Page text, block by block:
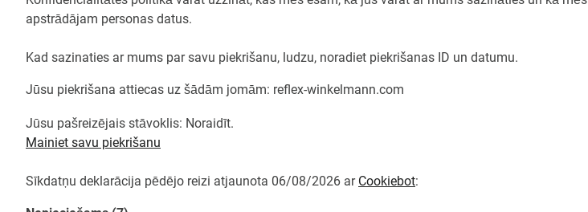
apstrādājam personas datus.
Kad sazinaties ar mums par savu piekrišanu, ludzu, noradiet piekrišanas ID un datumu.
Jūsu piekrišana attiecas uz šādām jomām: reflex-winkelmann.com
Jūsu pašreizējais stāvoklis: Noraidīt.
Mainiet savu piekrišanu
Sīkdatņu deklarācija pēdējo reizi atjaunota 06/08/2026 ar Cookiebot: